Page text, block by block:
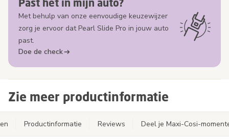
Past het in mijn auto?
Met behulp van onze eenvoudige keuzewijzer
zorg je ervoor dat Pearl Slide Pro in jouw auto
past.
Doe de check
Zie meer productinformatie
Productinformatie Reviews Deel je Maxi-Cosi-